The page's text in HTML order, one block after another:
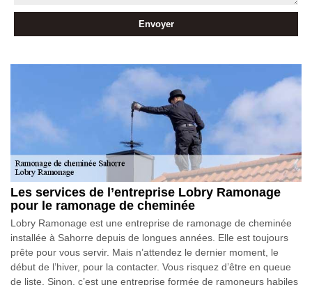
Les services de l’entreprise Lobry Ramonage
pour le ramonage de cheminée
Lobry Ramonage est une entreprise de ramonage de cheminée
installée à Sahorre depuis de longues années. Elle est toujours
prête pour vous servir. Mais n’attendez le dernier moment, le
début de l’hiver, pour la contacter. Vous risquez d’être en queue
de liste. Sinon, c’est une entreprise formée de ramoneurs habiles